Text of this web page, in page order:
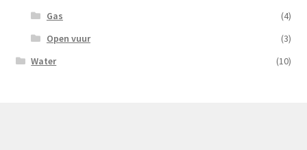
Gas
(4)
Open vuur
(3)
Water
(10)